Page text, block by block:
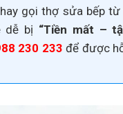
gọi thợ sửa bếp từ
dễ bị “Tiền mất –
230 233 để được